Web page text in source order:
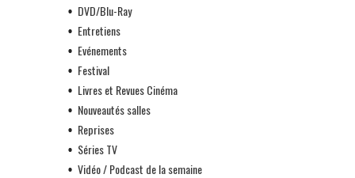
DVD/Blu-Ray
Entretiens
Evénements
Festival
Livres et Revues Cinéma
Nouveautés salles
Reprises
Séries TV
Vidéo / Podcast de la semaine